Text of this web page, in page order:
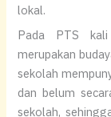
lokal.
Pada PTS kali
merupakan
sekolah
dan belum
sekolah,